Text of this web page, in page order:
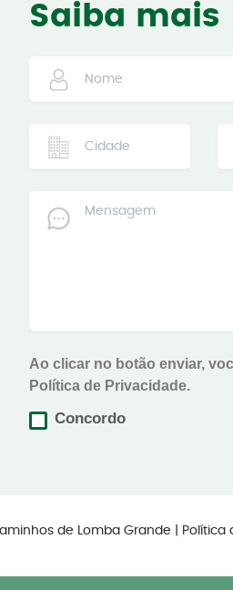
Saiba mais
Ao clicar no botão enviar,
Política de Privacidade.
Concordo
de Lomba Grande | Política